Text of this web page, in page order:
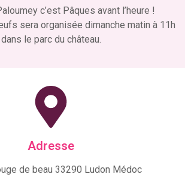
c’est Pâques avant l’heure !
sera organisée dimanche matin à 11h
dans le parc du château.
Adresse
de beau 33290 Ludon Médoc